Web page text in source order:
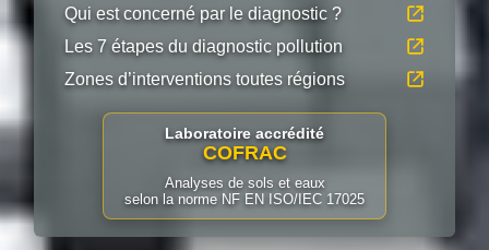
Qui est concerné par le diagnostic ?
Les 7 étapes du diagnostic pollution
Zones d’interventions toutes régions
Laboratoire accrédité
COFRAC
Analyses de sols et eaux
selon la norme NF EN ISO/IEC 17025